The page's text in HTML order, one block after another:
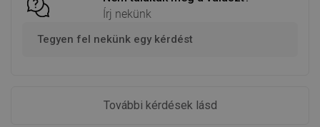
Írj nekünk
Tegyen fel nekünk egy kérdést
További kérdések lásd